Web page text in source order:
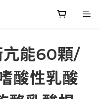
亢能60顆/
酸性乳酸